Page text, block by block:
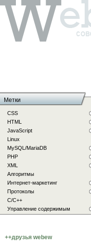
Метки
CSS
HTML
JavaScript
Linux
MySQL/MariaDB
PHP
XML
Алгоритмы
Интернет-маркетинг
Протоколы
С/C++
Управление содержимым
++друзья webew